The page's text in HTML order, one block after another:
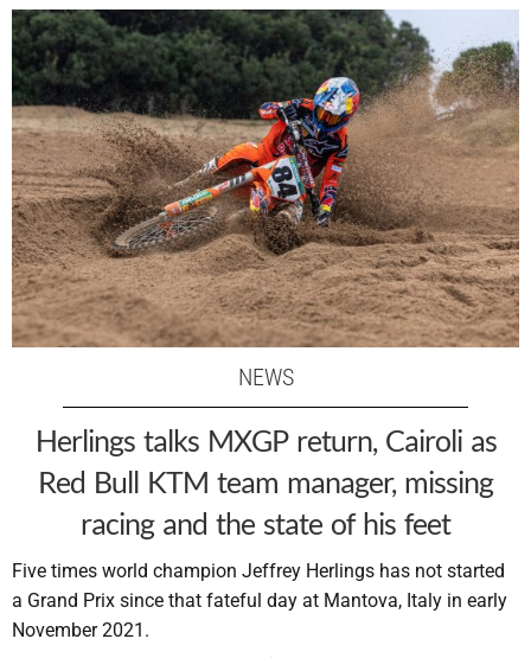
NEWS
Herlings talks MXGP return, Cairoli as
Red Bull KTM team manager, missing
racing and the state of his feet
Five times world champion Jeffrey Herlings has not started
a Grand Prix since that fateful day at Mantova, Italy in early
November 2021.